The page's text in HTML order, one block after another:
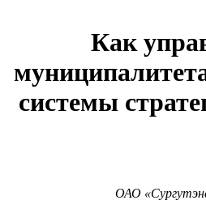
Как
системы
ОАО